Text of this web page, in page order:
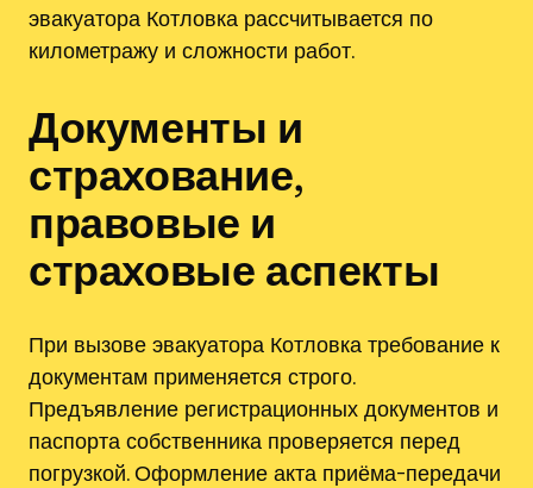
эвакуатора Котловка рассчитывается по
километражу и сложности работ.
Документы и
страхование,
правовые и
страховые аспекты
При вызове эвакуатора Котловка требование к
документам применяется строго.
Предъявление регистрационных документов и
паспорта собственника проверяется перед
погрузкой. Оформление акта приёма-передачи